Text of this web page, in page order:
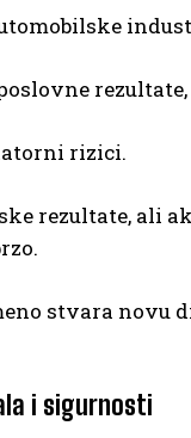
rizici.
rezultate, ali
stvara
i sigurnosti